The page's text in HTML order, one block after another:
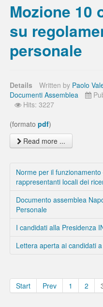
Mozione 10
su
personale
Details Written by Paolo
Documenti Assemblea
Hits: 3227
(formato pdf)
Read more ...
Norme per il
rappresentanti locali dei
Documento assemblea
Personale
I candidati alla Presidenza
Lettera aperta ai candidati
Start
Prev 1 2